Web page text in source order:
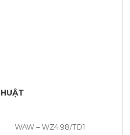
WAW – WZ4.98/TD1